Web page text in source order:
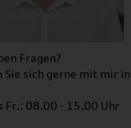
Fragen?
Sie sich gerne mit mir
Fr.: 08.00 - 15.00 Uhr